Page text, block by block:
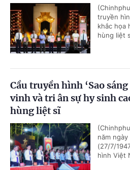
truyền
khắc họa
hùng liệt
Cầu truyền hình ‘Sao
vinh và tri ân sự hy sinh
hùng liệt sĩ
năm
(27/7/
hình Việt